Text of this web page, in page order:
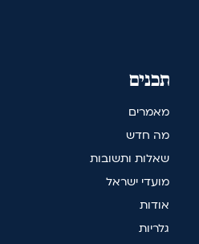
תכנים
מאמרים
מה חדש
שאלות ותשובות
מועדי ישראל
אודות
גלריות